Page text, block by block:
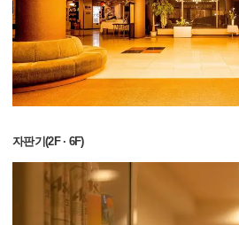
자판기(2F · 6F)